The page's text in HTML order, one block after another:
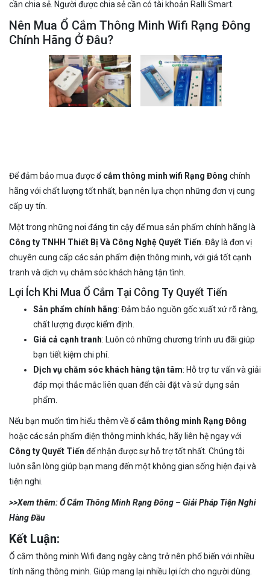
cần chia sẻ. Người được chia sẻ cần có tài khoản Ralli Smart.
Nên Mua Ổ Cắm Thông Minh Wifi Rạng Đông
Chính Hãng Ở Đâu?
Để đảm bảo mua đượcổ cắm thông minh wifi Rạng Đông chính
hãng với chất lượng tốt nhất, bạn nên lựa chọn những đơn vị cung
cấp uy tín.
Một trong những nơi đáng tin cậy để mua sản phẩm chính hãng là
Công ty TNHH Thiết Bị Và Công Nghệ Quyết Tiến. Đây là đơn vị
chuyên cung cấp các sản phẩm điện thông minh, với giá tốt cạnh
tranh và dịch vụ chăm sóc khách hàng tận tình.
Lợi Ích Khi Mua Ổ Cắm Tại Công Ty Quyết Tiến
Sản phẩm chính hãng: Đảm bảo nguồn gốc xuất xứ rõ ràng,
chất lượng được kiểm định.
Giá cả cạnh tranh: Luôn có những chương trình ưu đãi giúp
bạn tiết kiệm chi phí.
Dịch vụ chăm sóc khách hàng tận tâm: Hỗ trợ tư vấn và giải
đáp mọi thắc mắc liên quan đến cài đặt và sử dụng sản
phẩm.
Nếu bạn muốn tìm hiểu thêm vềổ cắm thông minh Rạng Đông
hoặc các sản phẩm điện thông minh khác, hãy liên hệ ngay với
Công ty Quyết Tiến để nhận được sự hỗ trợ tốt nhất. Chúng tôi
luôn sẵn lòng giúp bạn mang đến một không gian sống hiện đại và
tiện nghi.
>>Xem thêm: Ổ Cắm Thông Minh Rạng Đông – Giải Pháp Tiện Nghi
Hàng Đầu
Kết Luận:
Ổ cắm thông minh Wifi đang ngày càng trở nên phổ biến với nhiều
tính năng thông minh. Giúp mang lại nhiều lợi ích cho người dùng.